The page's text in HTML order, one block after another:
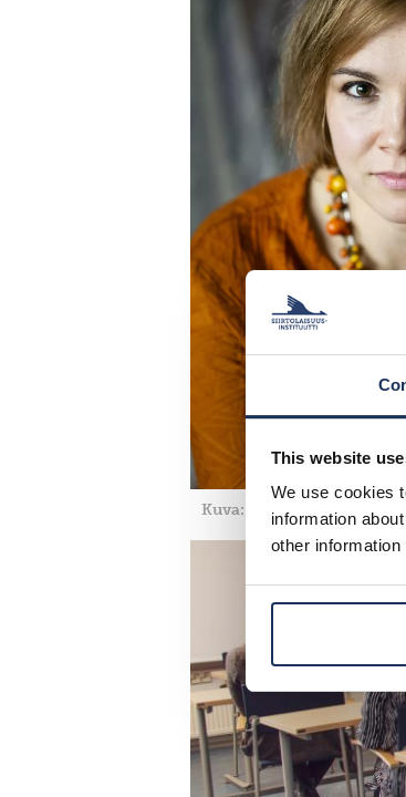
This website
We use cookies
information
other
Kuva: Veikko Somerpuro